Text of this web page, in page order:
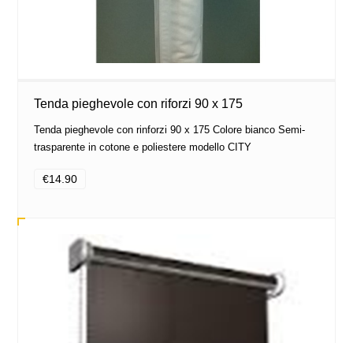
Tenda pieghevole con riforzi 90 x 175
Tenda pieghevole con rinforzi 90 x 175 Colore bianco Semi-
trasparente in cotone e poliestere modello CITY
€14.90